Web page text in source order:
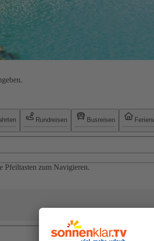
Rundreisen Busreisen
Pfeiltasten zum Navigieren.